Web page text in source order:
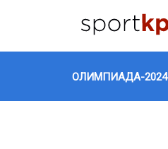
ОЛИМПИАДА-2024